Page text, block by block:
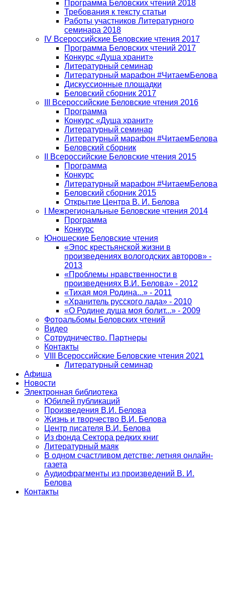
Программа Беловских чтений 2018
Требования к тексту статьи
Работы участников Литературного
семинара 2018
IV Всероссийские Беловские чтения 2017
Программа Беловских чтений 2017
Конкурс «Душа хранит»
Литературный семинар
Литературный марафон #ЧитаемБелова
Дискуссионные площадки
Беловский сборник 2017
III Всероссийские Беловские чтения 2016
Программа
Конкурс «Душа хранит»
Литературный семинар
Литературный марафон #ЧитаемБелова
Беловский сборник
II Всероссийские Беловские чтения 2015
Программа
Конкурс
Литературный марафон #ЧитаемБелова
Беловский сборник 2015
Открытие Центра В. И. Белова
I Межрегиональные Беловские чтения 2014
Программа
Конкурс
Юношеские Беловские чтения
«Эпос крестьянской жизни в
произведениях вологодских авторов» -
2013
«Проблемы нравственности в
произведениях В.И. Белова» - 2012
«Тихая моя Родина...» - 2011
«Хранитель русского лада» - 2010
«О Родине душа моя болит...» - 2009
Фотоальбомы Беловских чтений
Видео
Сотрудничество. Партнеры
Контакты
VIII Всероссийские Беловские чтения 2021
Литературный семинар
Афиша
Новости
Электронная библиотека
Юбилей публикаций
Произведения В.И. Белова
Жизнь и творчество В.И. Белова
Центр писателя В.И. Белова
Из фонда Сектора редких книг
Литературный маяк
В одном счастливом детстве: летняя онлайн-
газета
Аудиофрагменты из произведений В. И.
Белова
Контакты